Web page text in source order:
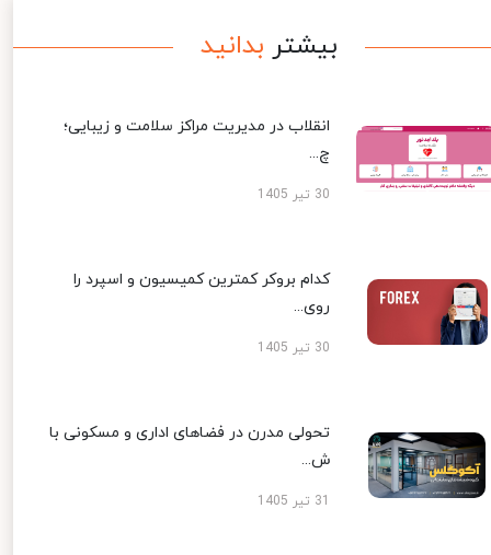
بیشتر بدانید
انقلاب در مدیریت مراکز سلامت و زیبایی؛
چ...
30 تیر 1405
کدام بروکر کمترین کمیسیون و اسپرد را
روی...
30 تیر 1405
تحولی مدرن در فضاهای اداری و مسکونی با
ش...